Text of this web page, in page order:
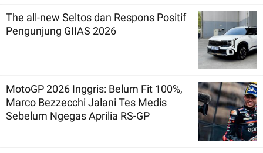
The all-new Seltos dan Respons Positif
Pengunjung GIIAS 2026
MotoGP 2026 Inggris: Belum Fit 100%,
Marco Bezzecchi Jalani Tes Medis
Sebelum Ngegas Aprilia RS-GP